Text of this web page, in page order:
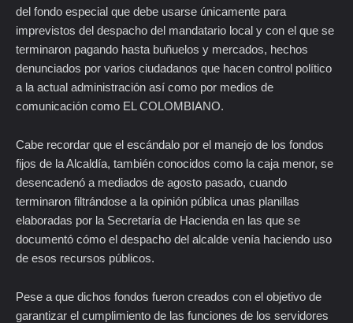
del fondo especial que debe usarse únicamente para
imprevistos del despacho del mandatario local y con el que se
terminaron pagando hasta buñuelos y mercados, hechos
denunciados por varios ciudadanos que hacen control político
a la actual administración así como por medios de
comunicación como EL COLOMBIANO.
Cabe recordar que el escándalo por el manejo de los fondos
fijos de la Alcaldía, también conocidos como la caja menor, se
desencadenó a mediados de agosto pasado, cuando
terminaron filtrándose a la opinión pública unas planillas
elaboradas por la Secretaría de Hacienda en las que se
documentó cómo el despacho del alcalde venía haciendo uso
de esos recursos públicos.
Pese a que dichos fondos fueron creados con el objetivo de
garantizar el cumplimiento de las funciones de los servidores